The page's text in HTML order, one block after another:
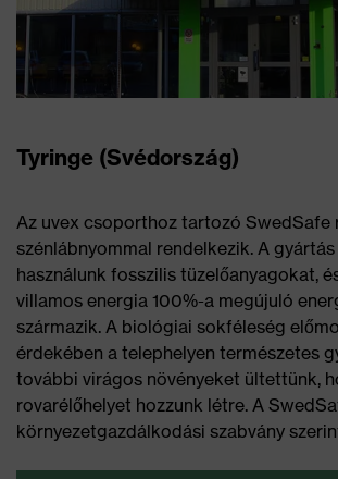
Tyringe (Svédország)
Az uvex csoporthoz tartozó SwedSafe
szénlábnyommal rendelkezik. A
használunk fosszilis tüzelőanyagokat,
villamos energia 100%-a megújuló
származik. A biológiai sokféleség
érdekében a telephelyen természetes
további virágos növényeket ültettünk,
rovarélőhelyet hozzunk létre. A
környezetgazdálkodási szabvány